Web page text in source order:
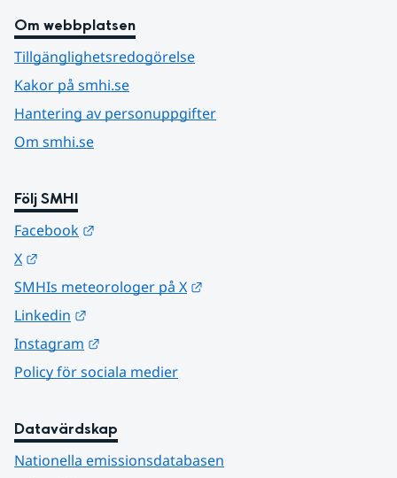
Om webbplatsen
Tillgänglighetsredogörelse
Kakor på smhi.se
Hantering av personuppgifter
Om smhi.se
Följ SMHI
Facebook
X
SMHIs meteorologer på X
Linkedin
Instagram
Policy för sociala medier
Datavärdskap
Nationella emissionsdatabasen